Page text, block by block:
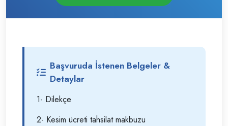
Başvuruda İstenen Belgeler &
Detaylar
1- Dilekçe
2- Kesim ücreti tahsilat makbuzu